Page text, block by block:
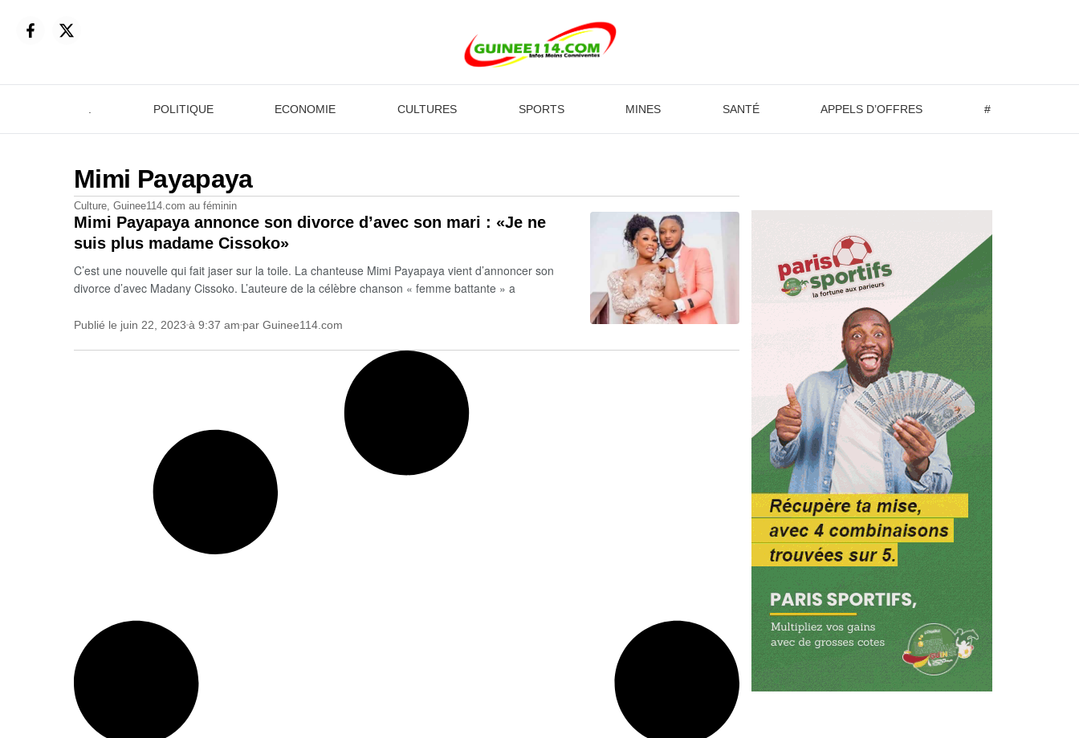
POLITIQUE ECONOMIE CULTURES SPORTS MINES SANTÉ APPELS D’OFFRES #
Mimi Payapaya
Culture, Guinee114.com au féminin
Mimi Payapaya annonce son divorce d’avec son mari : «Je ne
suis plus madame Cissoko»
C’est une nouvelle qui fait jaser sur la toile. La chanteuse Mimi Payapaya vient d’annoncer son
divorce d’avec Madany Cissoko. L’auteure de la célèbre chanson « femme battante » a
Publié le juin 22, 2023 à 9:37 am par Guinee114.com